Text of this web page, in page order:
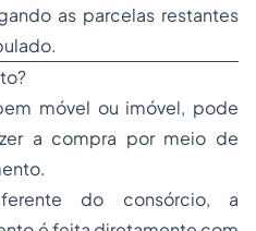
as parcelas restantes
móvel ou imóvel, pode
a compra por meio de
do consórcio, a